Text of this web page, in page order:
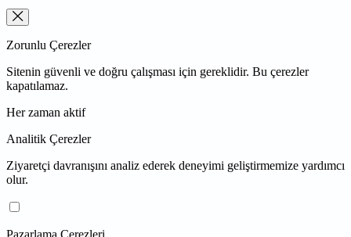
Zorunlu Çerezler
Sitenin güvenli ve doğru çalışması için gereklidir. Bu çerezler
kapatılamaz.
Her zaman aktif
Analitik Çerezler
Ziyaretçi davranışını analiz ederek deneyimi geliştirmemize yardımcı
olur.